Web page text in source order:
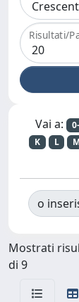
Risultati/
Vai a:
K
L
o
Mostrati
di 9